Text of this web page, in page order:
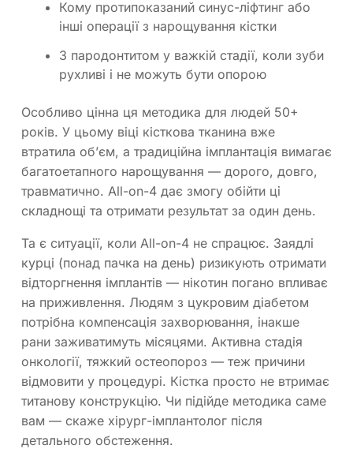
Кому протипоказаний синус-ліфтинг або
інші операції з нарощування кістки
З пародонтитом у важкій стадії, коли зуби
рухливі і не можуть бути опорою
Особливо цінна ця методика для людей 50+
років. У цьому віці кісткова тканина вже
втратила об’єм, а традиційна імплантація вимагає
багатоетапного нарощування — дорого, довго,
травматично. All-on-4 дає змогу обійти ці
складнощі та отримати результат за один день.
Та є ситуації, коли All-on-4 не спрацює. Заядлі
курці (понад пачка на день) ризикують отримати
відторгнення імплантів — нікотин погано впливає
на приживлення. Людям з цукровим діабетом
потрібна компенсація захворювання, інакше
рани заживатимуть місяцями. Активна стадія
онкології, тяжкий остеопороз — теж причини
відмовити у процедурі. Кістка просто не втримає
титанову конструкцію. Чи підійде методика саме
вам — скаже хірург-імплантолог після
детального обстеження.